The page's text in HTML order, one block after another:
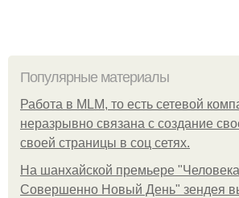
Популярные материалы
Работа в MLM, то есть сетевой
неразрывно связана с создание
своей страницы в соц сетях.
На шанхайской премьере
Совершенно Новый День" зендея